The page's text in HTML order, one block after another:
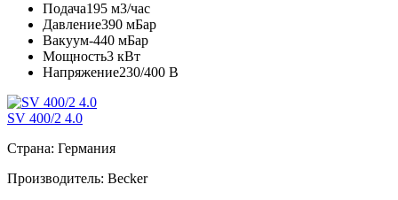
Подача195 м3/час
Давление390 мБар
Вакуум-440 мБар
Мощность3 кВт
Напряжение230/400 В
SV 400/2 4.0
Страна: Германия
Производитель: Becker